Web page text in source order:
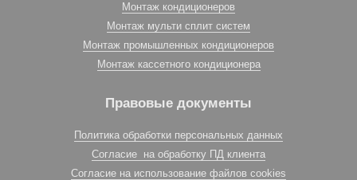
Монтаж кондиционеров
Монтаж мульти сплит систем
Монтаж промышленных кондиционеров
Монтаж кассетного кондиционера
Правовые документы
Политика обработки персональных данных
Согласие на обработку ПД клиента
Согласие на использование файлов cookies